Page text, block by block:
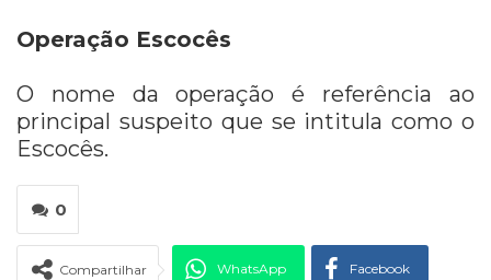
Operação Escocês
O nome da operação é referência ao
principal suspeito que se intitula como o
Escocês.
0
Compartilhar WhatsApp Facebook